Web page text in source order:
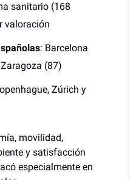
sanitario (168
valoración
: Barcelona
(87)
Zúrich y
movilidad,
y satisfacción
especialmente en